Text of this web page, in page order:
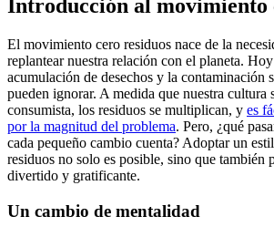
Introducción al movimiento
El movimiento cero residuos nace de la
replantear nuestra relación con el planeta.
acumulación de desechos y la contaminación
pueden ignorar. A medida que nuestra cultura
consumista, los residuos se multiplican, y es
por la magnitud del problema. Pero, ¿qué
cada pequeño cambio cuenta? Adoptar un
residuos no solo es posible, sino que también
divertido y gratificante.
Un cambio de mentalidad